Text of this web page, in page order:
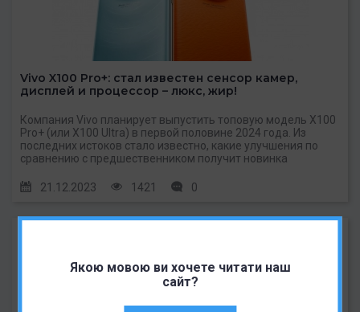
Якою мовою ви хочете читати наш
сайт?
Vivo X100 Pro+: стал известен сенсор камер,
дисплей и процессор – люкс, жир!
Компания Vivo планирует выпустить топовую модель X100
Pro+ (или X100 Ultra) в первой половине 2024 года. Из
последних истоков стало известно, какие улучшения по
сравнению с предшественником получит новинка
21.12.2023 1421 0